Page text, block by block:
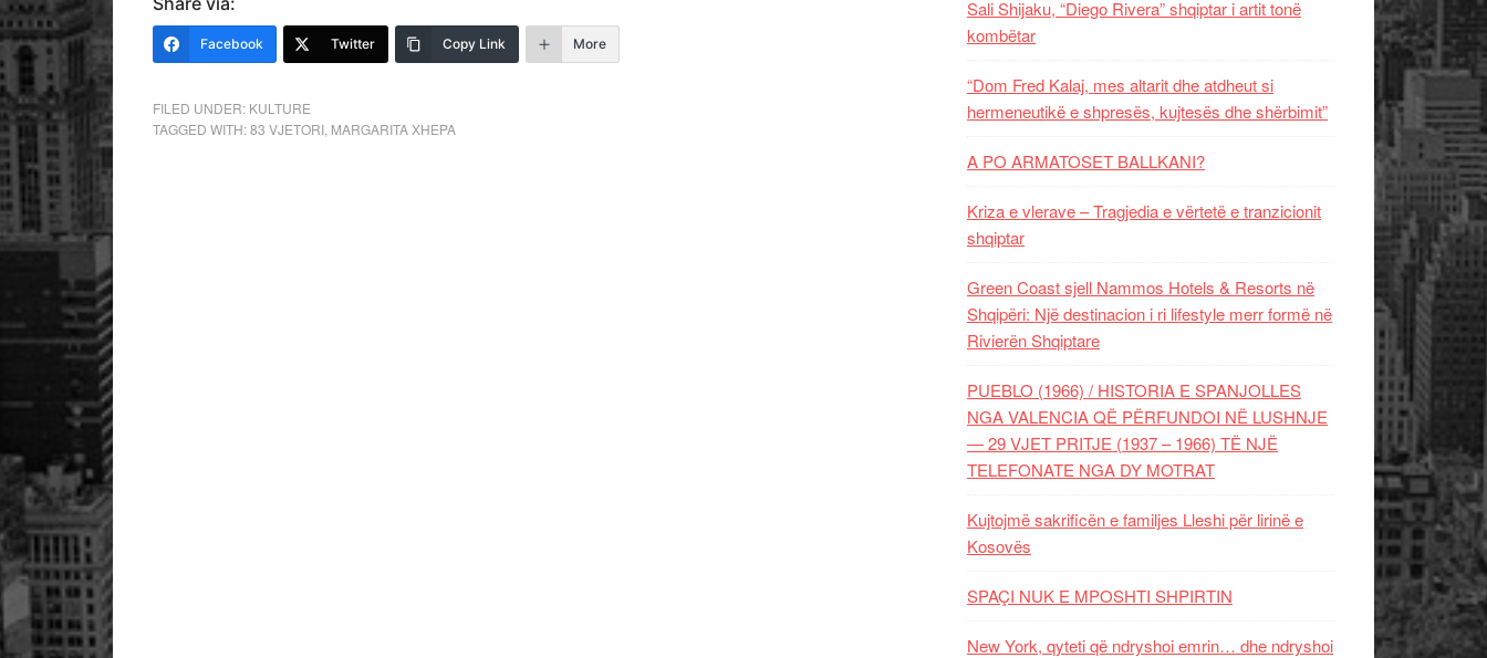
Facebook Twitter Copy Link More
FILED UNDER: KULTURE
TAGGED WITH:83 VJETORI MARGARITA XHEPA
Sali Shijaku, “Diego Rivera” shqiptar i artit tonë
kombëtar
“Dom Fred Kalaj, mes altarit dhe atdheut si
hermeneutikë e shpresës, kujtesës dhe shërbimit”
A PO ARMATOSET BALLKANI?
Kriza e vlerave – Tragjedia e vërtetë e tranzicionit
shqiptar
Green Coast sjell Nammos Hotels & Resorts në
Shqipëri: Një destinacion i ri lifestyle merr formë në
Rivierën Shqiptare
PUEBLO (1966) / HISTORIA E SPANJOLLES
NGA VALENCIA QË PËRFUNDOI NË LUSHNJE
— 29 VJET PRITJE (1937 – 1966) TË NJË
TELEFONATE NGA DY MOTRAT
Kujtojmë sakrificën e familjes Lleshi për lirinë e
Kosovës
SPAÇI NUK E MPOSHTI SHPIRTIN
New York, qyteti që ndryshoi emrin… dhe ndryshoi